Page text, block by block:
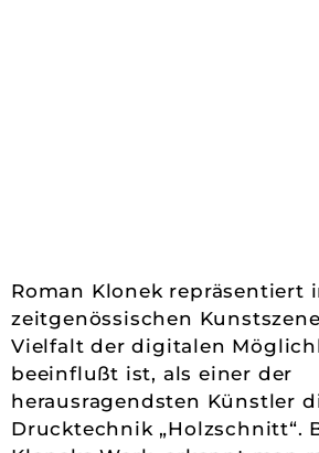
Roman Klonek repräsentiert
zeitgenössischen
Vielfalt der digitalen
beeinflußt ist, als einer der
herausragendsten Künstler
Drucktechnik „Holzschnitt“.